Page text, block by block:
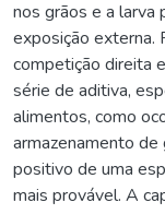
nos grãos e a larva
exposição externa.
competição direita
série de aditiva,
alimentos, como
armazenamento
positivo de uma
mais provável. A